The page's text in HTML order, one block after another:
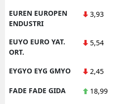
EUREN EUROPEN
ENDUSTRI
3,93
EUYO EURO YAT.
ORT.
5,54
EYGYO EYG GMYO 2,45
FADE FADE GIDA 18,99